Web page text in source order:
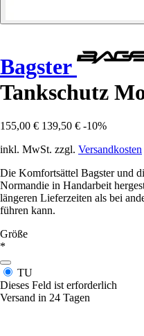
Bagster
Tankschutz
155,00 € 139,50 € -10%
inkl. MwSt. zzgl. Versandkosten
Die Komfortsättel Bagster und
Normandie in Handarbeit
längeren Lieferzeiten als bei
führen kann.
Größe
*
TU
Dieses Feld ist erforderlich
Versand in 24 Tagen